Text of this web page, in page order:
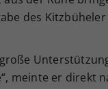
des
meinte er direkt